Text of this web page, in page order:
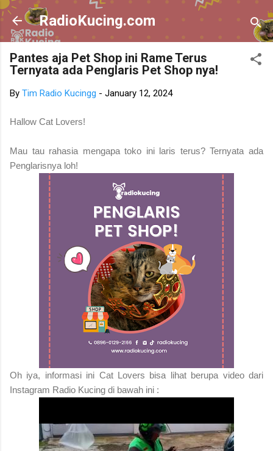
Skip to main content
RadioKucing.com
Pantes aja Pet Shop ini Rame Terus
Ternyata ada Penglaris Pet Shop nya!
By Tim Radio Kucingg - January 12, 2024
Hallow Cat Lovers!
Mau tau rahasia mengapa toko ini laris terus? Ternyata ada
Penglarisnya loh!
Oh iya, informasi ini Cat Lovers bisa lihat berupa video dari
Instagram Radio Kucing di bawah ini :